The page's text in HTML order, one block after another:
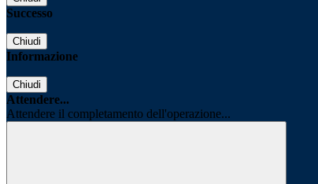
Successo
Chiudi
Informazione
Chiudi
Attendere...
Attendere il completamento dell'operazione...